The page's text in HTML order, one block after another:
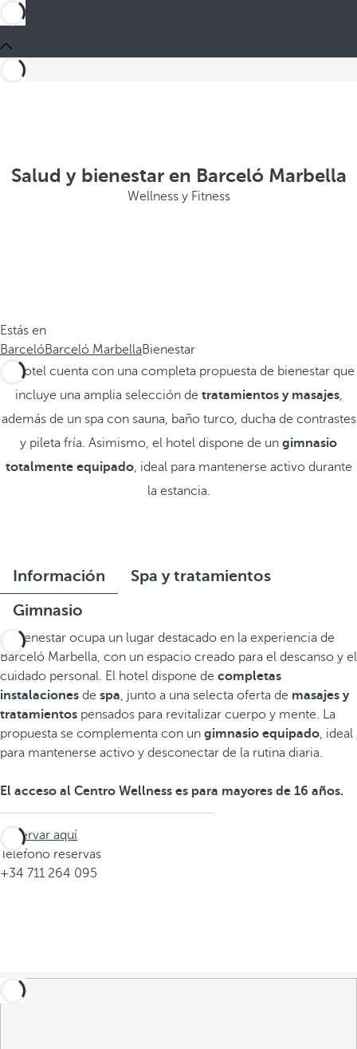
Salud y bienestar en Barceló Marbella
Wellness y Fitness
Estás en
BarcelóBarceló MarbellaBienestar
El hotel cuenta con una completa propuesta de bienestar que
incluye una amplia selección de tratamientos y masajes,
además de un spa con sauna, baño turco, ducha de contrastes
y pileta fría. Asimismo, el hotel dispone de un gimnasio
totalmente equipado, ideal para mantenerse activo durante
la estancia.
Información
Spa y tratamientos
Gimnasio
El bienestar ocupa un lugar destacado en la experiencia de
Barceló Marbella, con un espacio creado para el descanso y el
cuidado personal. El hotel dispone de completas
instalaciones de spa, junto a una selecta oferta de masajes y
tratamientos pensados para revitalizar cuerpo y mente. La
propuesta se complementa con un gimnasio equipado, ideal
para mantenerse activo y desconectar de la rutina diaria.
El acceso al Centro Wellness es para mayores de 16 años.
Reservar aquí
Teléfono reservas
+34 711 264 095